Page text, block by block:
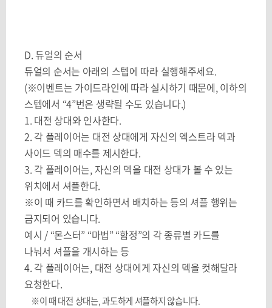
D. 듀얼의 순서
듀얼의 순서는 아래의 스텝에 따라 실행해주세요.
(※이벤트는 가이드라인에 따라 실시하기 때문에,이하의
스텝에서 “4”번은 생략될 수도 있습니다.)
1. 대전 상대와 인사한다.
2. 각 플레이어는 대전 상대에게 자신의 엑스트라 덱과
사이드 덱의 매수를 제시한다.
3. 각 플레이어는, 자신의 덱을 대전 상대가 볼 수 있는
위치에서 셔플한다.
※이 때 카드를 확인하면서 배치하는 등의 셔플 행위는
금지되어 있습니다.
예시 / “몬스터” “마법” “함정”의 각 종류별 카드를
나눠서 셔플을 개시하는 등
4. 각 플레이어는, 대전 상대에게 자신의 덱을 컷해달라
요청한다.
※이 때 대전 상대는,과도하게 셔플하지 않습니다.